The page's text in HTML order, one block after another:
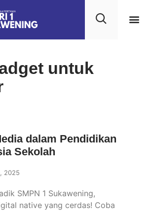
untuk
dalam Pendidikan
Sekolah
2025
SMPN 1 Sukawening,
native yang cerdas! Coba